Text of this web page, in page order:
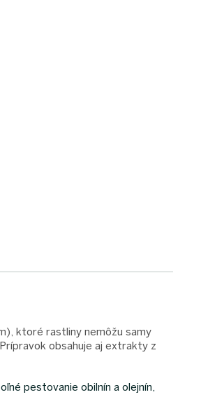
ktoré rastliny nemôžu samy
obsahuje aj extrakty z
pestovanie obilnín a olejnín,